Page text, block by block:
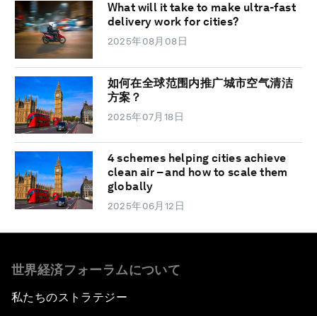
What will it take to make ultra-fast
delivery work for cities?
2025年08月08日
如何在全球范围内推广城市空气清洁
方案？
2025年07月18日
4 schemes helping cities achieve
clean air – and how to scale them
globally
2025年06月12日
世界経済フォーラムについて
私たちのストラテジー